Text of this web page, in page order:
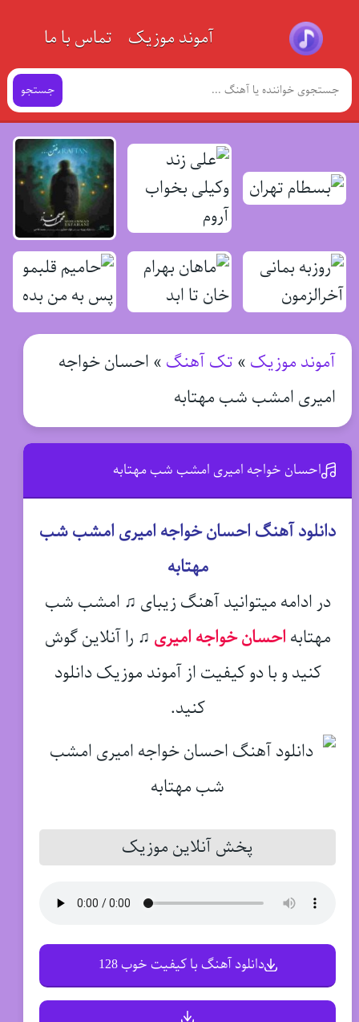
آموند موزیک تماس با ما
جستجو
آموند موزیک » تک آهنگ » احسان خواجه
امیری امشب شب مهتابه
احسان خواجه امیری امشب شب مهتابه
دانلود آهنگ احسان خواجه امیری امشب شب
مهتابه
در ادامه میتوانید آهنگ زیبای ♫ امشب شب
مهتابه احسان خواجه امیری ♫ را آنلاین گوش
کنید و با دو کیفیت از آموند موزیک دانلود
کنید.
پخش آنلاین موزیک
دانلود آهنگ با کیفیت خوب 128